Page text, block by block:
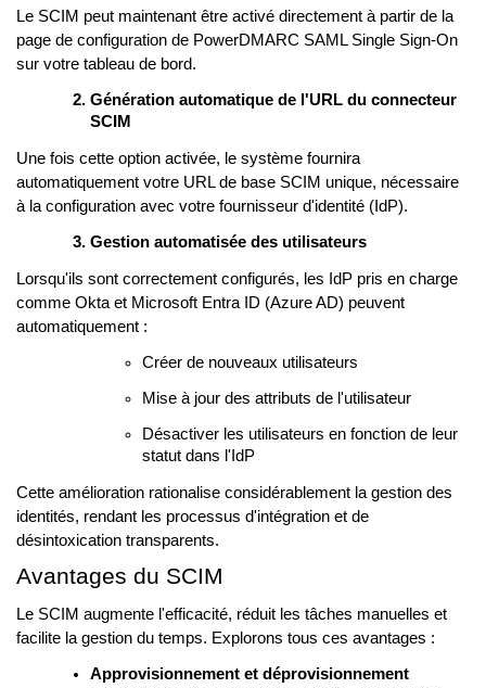
Le SCIM peut maintenant être activé directement à partir de la
page de configuration de PowerDMARC SAML Single Sign-On
sur votre tableau de bord.
Génération automatique de l'URL du connecteur
SCIM
Une fois cette option activée, le système fournira
automatiquement votre URL de base SCIM unique, nécessaire
à la configuration avec votre fournisseur d'identité (IdP).
Gestion automatisée des utilisateurs
Lorsqu'ils sont correctement configurés, les IdP pris en charge
comme Okta et Microsoft Entra ID (Azure AD) peuvent
automatiquement :
Créer de nouveaux utilisateurs
Mise à jour des attributs de l'utilisateur
Désactiver les utilisateurs en fonction de leur
statut dans l'IdP
Cette amélioration rationalise considérablement la gestion des
identités, rendant les processus d'intégration et de
désintoxication transparents.
Avantages du SCIM
Le SCIM augmente l'efficacité, réduit les tâches manuelles et
facilite la gestion du temps. Explorons tous ces avantages :
Approvisionnement et déprovisionnement